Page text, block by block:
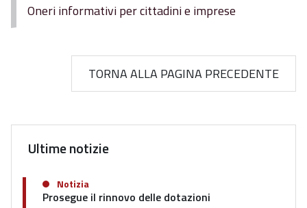
Oneri informativi per cittadini e imprese
TORNA ALLA PAGINA PRECEDENTE
Ultime notizie
Notizia
Prosegue il rinnovo delle dotazioni